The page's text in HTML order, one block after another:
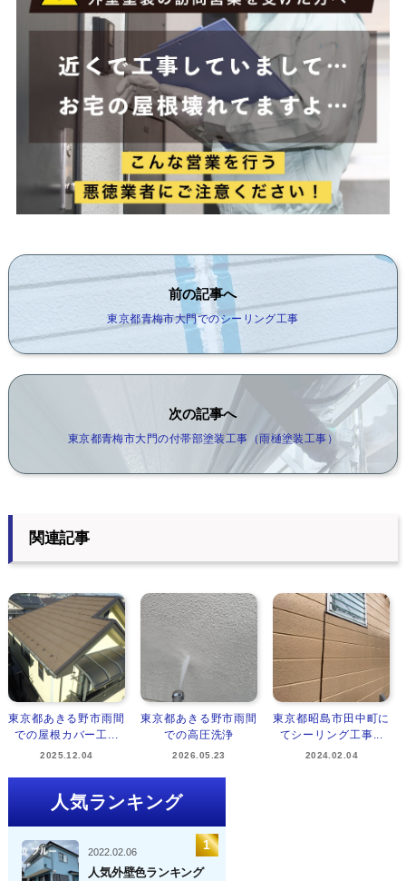
前の記事へ
東京都青梅市大門でのシーリング工事
次の記事へ
東京都青梅市大門の付帯部塗装工事（雨樋塗装工事）
関連記事
東京都あきる野市雨間
での屋根カバー工...
2025.12.04
東京都あきる野市雨間
での高圧洗浄
2026.05.23
東京都昭島市田中町に
てシーリング工事...
2024.02.04
人気ランキング
2022.02.06
人気外壁色ランキング